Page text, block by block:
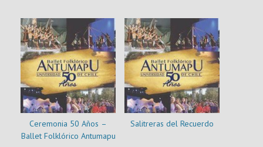
Ceremonia 50 Años –
Ballet Folklórico Antumapu
Salitreras del Recuerdo